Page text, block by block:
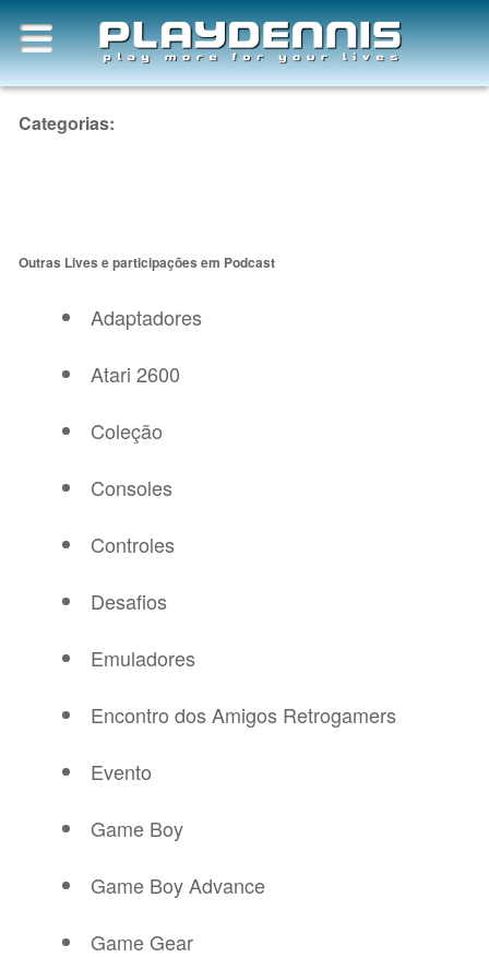
Categorias:
Outras Lives e participações em Podcast
Adaptadores
Atari 2600
Coleção
Consoles
Controles
Desafios
Emuladores
Encontro dos Amigos Retrogamers
Evento
Game Boy
Game Boy Advance
Game Gear